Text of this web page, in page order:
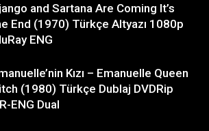
and Sartana Are Coming It’s
End (1970) Türkçe Altyazı 1080p
ENG
Kızı – Emanuelle Queen
(1980) Türkçe Dublaj DVDRip
ENG Dual